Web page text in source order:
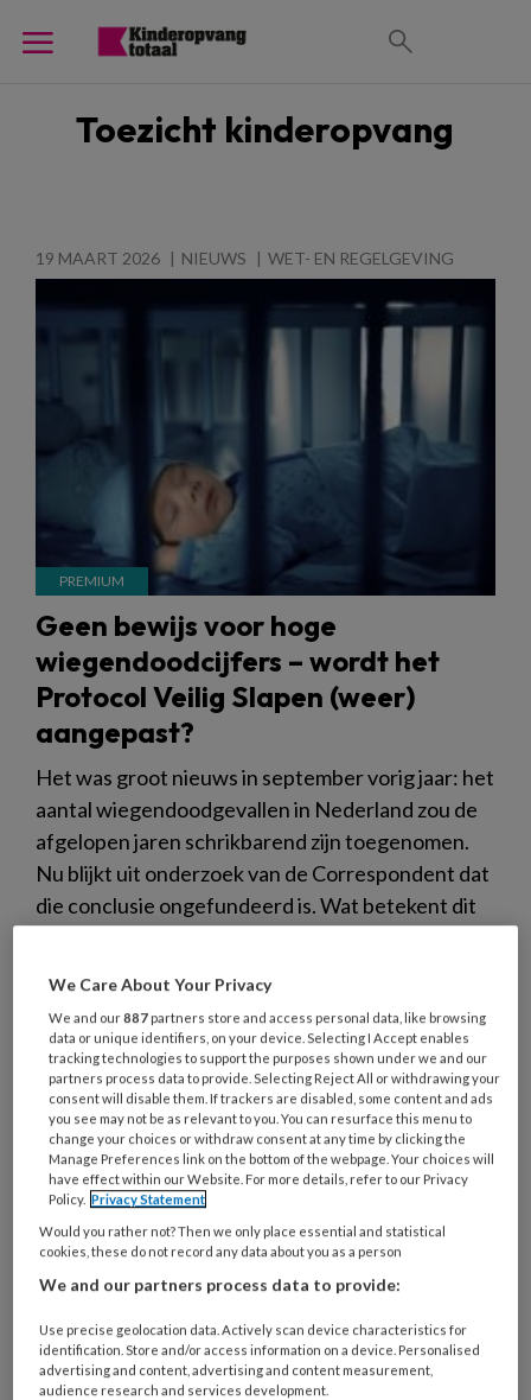
Toezicht kinderopvang
19 MAART 2026 NIEUWS WET- EN REGELGEVING
Geen bewijs voor hoge
wiegendoodcijfers – wordt het
Protocol Veilig Slapen (weer)
aangepast?
Het was groot nieuws in september vorig jaar: het
aantal wiegendoodgevallen in Nederland zou de
afgelopen jaren schrikbarend zijn toegenomen.
Nu blijkt uit onderzoek van de Correspondent dat
die conclusie ongefundeerd is. Wat betekent dit
13 MAART 2026 ACHTERGROND GEZONDHEID
We Care About Your Privacy
We and our887 partners store and access personal data, like browsing
data or unique identifiers, on your device. Selecting I Accept enables
tracking technologies to support the purposes shown under we and our
partners process data to provide. Selecting Reject All or withdrawing your
consent will disable them. If trackers are disabled, some content and ads
you see may not be as relevant to you. You can resurface this menu to
change your choices or withdraw consent at any time by clicking the
Manage Preferences link on the bottom of the webpage. Your choices will
have effect within our Website. For more details, refer to our Privacy
Policy. Privacy Statement
Would you rather not? Then we only place essential and statistical
cookies, these do not record any data about you as a person
We and our partners process data to provide:
Use precise geolocation data. Actively scan device characteristics for
identification. Store and/or access information on a device. Personalised
advertising and content, advertising and content measurement,
audience research and services development.